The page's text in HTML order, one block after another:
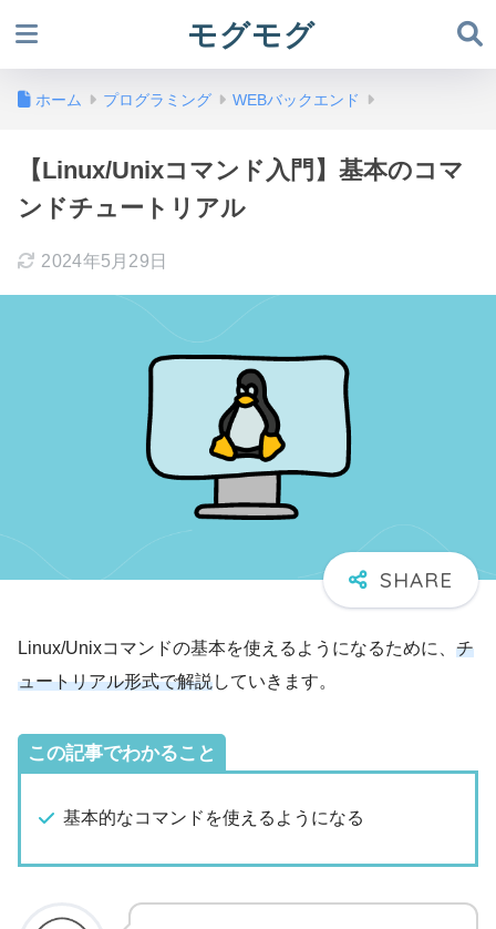
モグモグ
ホーム プログラミング WEBバックエンド
【Linux/Unixコマンド入門】基本のコマ
ンドチュートリアル
2024年5月29日
Linux/Unixコマンドの基本を使えるようになるために、 チ
ュートリアル形式で解説していきます。
この記事でわかること
基本的なコマンドを使えるようになる